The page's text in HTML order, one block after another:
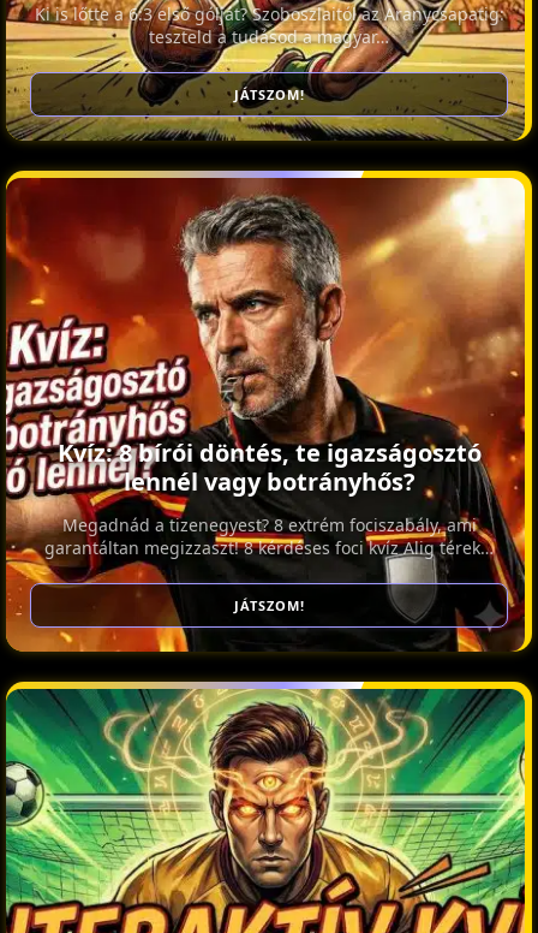
Ki is lőtte a 6:3 első gólját? Szoboszlaitól az Aranycsapatig:
teszteld a tudásod a magyar…
JÁTSZOM!
Kvíz: 8 bírói döntés, te igazságosztó
lennél vagy botrányhős?
Megadnád a tizenegyest? 8 extrém fociszabály, ami
garantáltan megizzaszt! 8 kérdéses foci kvíz Alig térek…
JÁTSZOM!